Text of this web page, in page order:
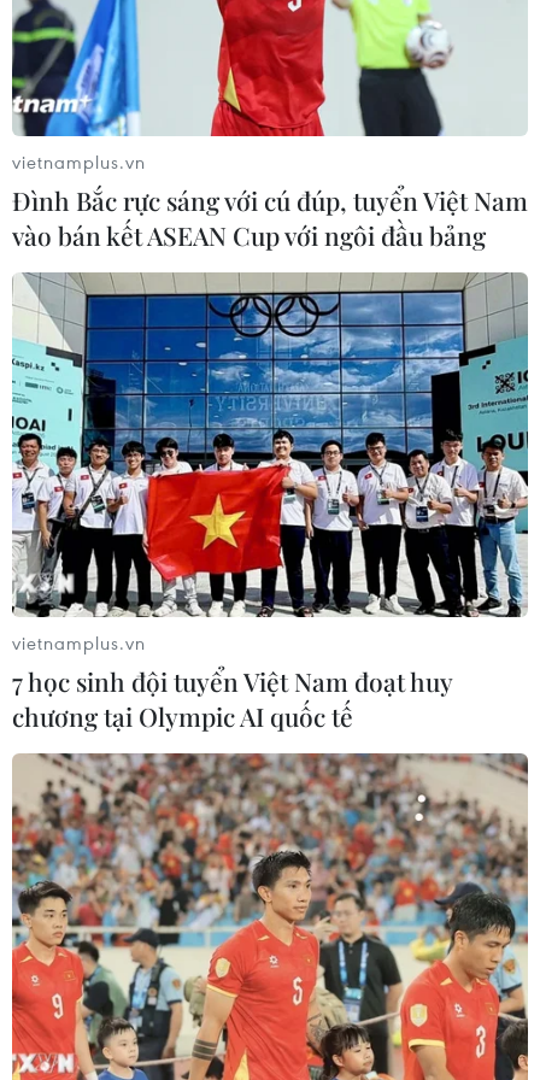
Gần 4.800 người chết vì tai
nạn trong 9 tháng
30/09/2023 02:12
Tính chung 9 tháng năm 2023, trên địa bàn cả nước xảy
ra 8.338 vụ tai nạn giao thông, làm 4.765 người chết;
bình quân mỗi ngày có 17 người chết vì tai nạn giao
thông.
Phiên toàn thể Hội nghị An toàn giao
thông Việt Nam năm 2023
12/10/2023 08:10
Hội nghị An toàn Giao thông Việt Nam được tổ chức hai
vietnamplus.vn
Đình Bắc rực sáng với cú đúp, tuyển Việt Nam
vào bán kết ASEAN Cup với ngôi đầu bảng
vietnamplus.vn
7 học sinh đội tuyển Việt Nam đoạt huy
chương tại Olympic AI quốc tế